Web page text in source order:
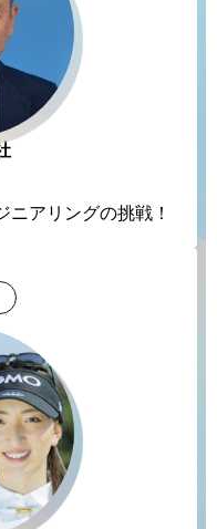
アリングの挑戦！